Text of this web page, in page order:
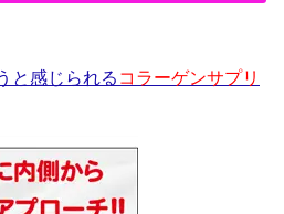
と感じられる コラーゲンサプリ